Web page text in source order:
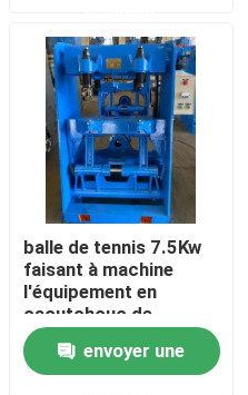
balle de tennis 7.5Kw
faisant à machine
l'équipement en
caoutchouc de
vulcanisation
envoyer une